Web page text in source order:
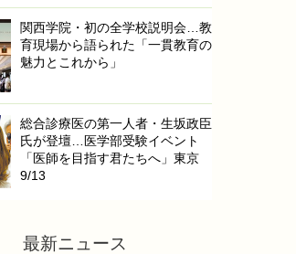
関西学院・初の全学校説明会…教
育現場から語られた「一貫教育の
魅力とこれから」
総合診療医の第一人者・生坂政臣
氏が登壇…医学部受験イベント
「医師を目指す君たちへ」東京
9/13
最新ニュース